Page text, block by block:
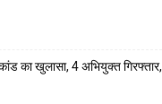
का खुलासा, 4 अभियुक्त गिरफ्तार,